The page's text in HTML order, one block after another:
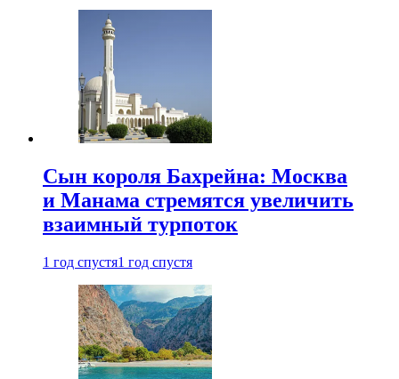
Сын короля Бахрейна: Москва
и Манама стремятся увеличить
взаимный турпоток
1 год спустя1 год спустя